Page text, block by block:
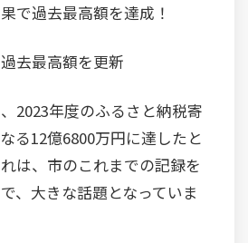
で過去最高額を達成！
去最高額を更新
2023年度のふるさと納税寄
る12億6800万円に達したと
は、市のこれまでの記録を
、大きな話題となっていま